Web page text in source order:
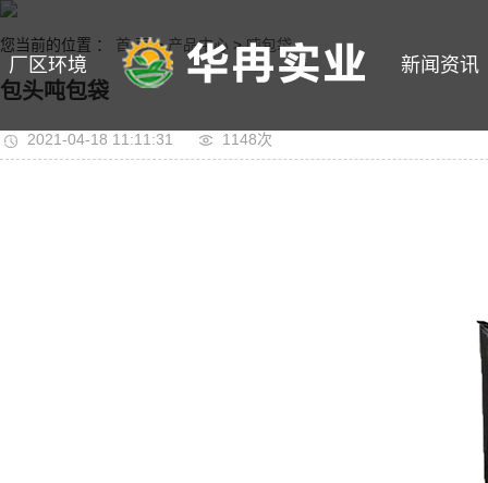
厂区环境 新闻资讯
您当前的位置 ： 首 页>产品中心 >吨包袋
包头吨包袋
2021-04-18 11:11:31 1148次